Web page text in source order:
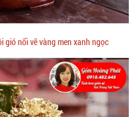
gió nổi vẽ vàng men xanh ngọc